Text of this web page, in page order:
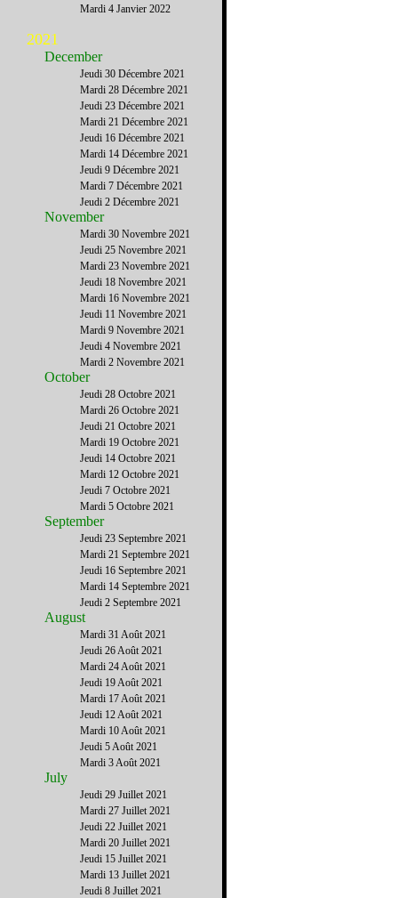
Mardi 4 Janvier 2022
2021
December
Jeudi 30 Décembre 2021
Mardi 28 Décembre 2021
Jeudi 23 Décembre 2021
Mardi 21 Décembre 2021
Jeudi 16 Décembre 2021
Mardi 14 Décembre 2021
Jeudi 9 Décembre 2021
Mardi 7 Décembre 2021
Jeudi 2 Décembre 2021
November
Mardi 30 Novembre 2021
Jeudi 25 Novembre 2021
Mardi 23 Novembre 2021
Jeudi 18 Novembre 2021
Mardi 16 Novembre 2021
Jeudi 11 Novembre 2021
Mardi 9 Novembre 2021
Jeudi 4 Novembre 2021
Mardi 2 Novembre 2021
October
Jeudi 28 Octobre 2021
Mardi 26 Octobre 2021
Jeudi 21 Octobre 2021
Mardi 19 Octobre 2021
Jeudi 14 Octobre 2021
Mardi 12 Octobre 2021
Jeudi 7 Octobre 2021
Mardi 5 Octobre 2021
September
Jeudi 23 Septembre 2021
Mardi 21 Septembre 2021
Jeudi 16 Septembre 2021
Mardi 14 Septembre 2021
Jeudi 2 Septembre 2021
August
Mardi 31 Août 2021
Jeudi 26 Août 2021
Mardi 24 Août 2021
Jeudi 19 Août 2021
Mardi 17 Août 2021
Jeudi 12 Août 2021
Mardi 10 Août 2021
Jeudi 5 Août 2021
Mardi 3 Août 2021
July
Jeudi 29 Juillet 2021
Mardi 27 Juillet 2021
Jeudi 22 Juillet 2021
Mardi 20 Juillet 2021
Jeudi 15 Juillet 2021
Mardi 13 Juillet 2021
Jeudi 8 Juillet 2021